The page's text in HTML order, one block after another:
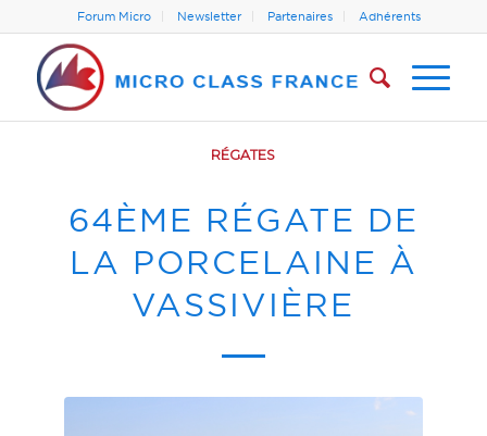
Forum Micro Newsletter Partenaires Adhérents
RÉGATES
64ÈME RÉGATE DE
LA PORCELAINE À
VASSIVIÈRE